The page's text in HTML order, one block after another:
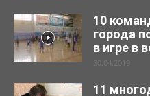
10
города
в игре в
30.04.2019
11